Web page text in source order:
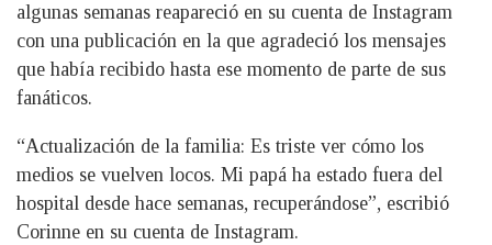
algunas semanas reapareció en su cuenta de Instagram
con una publicación en la que agradeció los mensajes
que había recibido hasta ese momento de parte de sus
fanáticos.
“Actualización de la familia: Es triste ver cómo los
medios se vuelven locos. Mi papá ha estado fuera del
hospital desde hace semanas, recuperándose”, escribió
Corinne en su cuenta de Instagram.